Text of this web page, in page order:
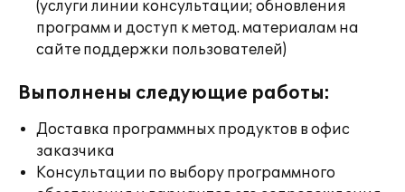
(услуги линии консультации; обновления
программ и доступ к метод. материалам на
сайте поддержки пользователей)
Выполнены следующие работы:
Доставка программных продуктов в офис
заказчика
Консультации по выбору программного